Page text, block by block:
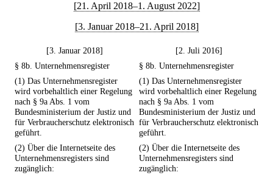
[21. April 2018–1. August 2022]
[3. Januar 2018–21. April 2018]
[3. Januar 2018]
[2. Juli 2016]
§ 8b. Unternehmensregister
§ 8b. Unternehmensregister
(1) Das Unternehmensregister
wird vorbehaltlich einer Regelung
nach § 9a Abs. 1 vom
Bundesministerium der Justiz und
für Verbraucherschutz elektronisch
geführt.
(1) Das Unternehmensregister
wird vorbehaltlich einer Regelung
nach § 9a Abs. 1 vom
Bundesministerium der Justiz und
für Verbraucherschutz elektronisch
geführt.
(2) Über die Internetseite des
Unternehmensregisters sind
zugänglich:
(2) Über die Internetseite des
Unternehmensregisters sind
zugänglich: